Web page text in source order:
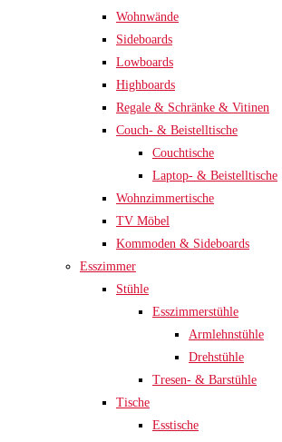
Wohnwände
Sideboards
Lowboards
Highboards
Regale & Schränke & Vitinen
Couch- & Beistelltische
Couchtische
Laptop- & Beistelltische
Wohnzimmertische
TV Möbel
Kommoden & Sideboards
Esszimmer
Stühle
Esszimmerstühle
Armlehnstühle
Drehstühle
Tresen- & Barstühle
Tische
Esstische